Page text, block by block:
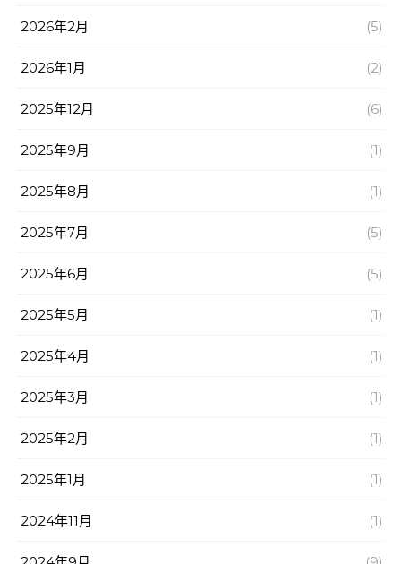
2026年2月 (5)
2026年1月 (2)
2025年12月 (6)
2025年9月 (1)
2025年8月 (1)
2025年7月 (5)
2025年6月 (5)
2025年5月 (1)
2025年4月 (1)
2025年3月 (1)
2025年2月 (1)
2025年1月 (1)
2024年11月 (1)